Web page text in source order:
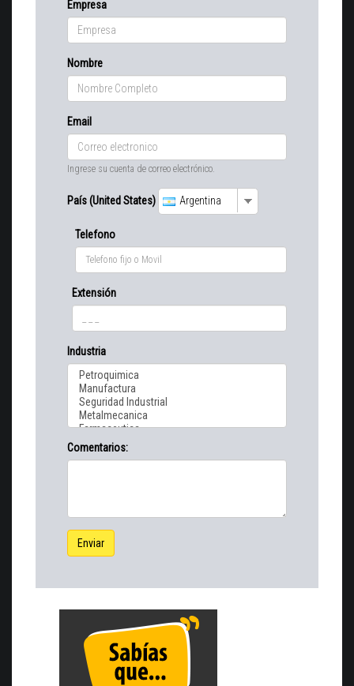
Empresa
Nombre
Email
Ingrese su cuenta de correo electrónico.
País (United States) Argentina
Telefono
Extensión
Industria
Comentarios:
Enviar